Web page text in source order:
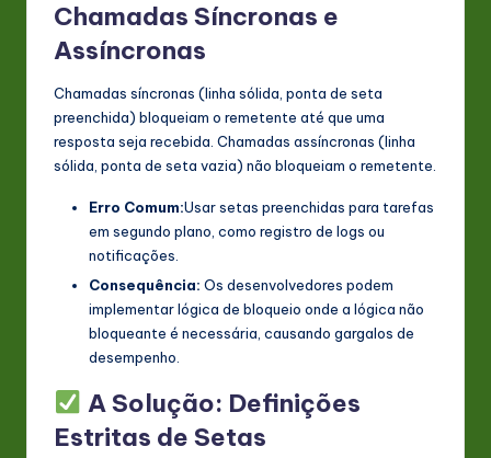
Chamadas Síncronas e
Assíncronas
Chamadas síncronas (linha sólida, ponta de seta
preenchida) bloqueiam o remetente até que uma
resposta seja recebida. Chamadas assíncronas (linha
sólida, ponta de seta vazia) não bloqueiam o remetente.
Erro Comum:Usar setas preenchidas para tarefas
em segundo plano, como registro de logs ou
notificações.
Consequência: Os desenvolvedores podem
implementar lógica de bloqueio onde a lógica não
bloqueante é necessária, causando gargalos de
desempenho.
A Solução: Definições
Estritas de Setas